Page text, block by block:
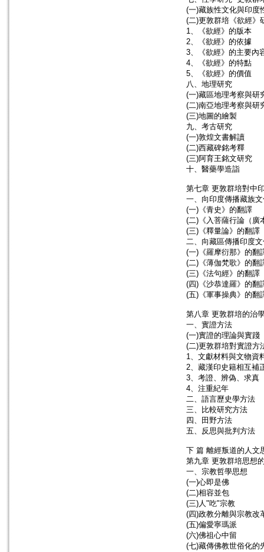
(一)藏族性文化與印度
(二)更敦群培《欲經》
1、《欲經》的版本
2、《欲經》的依據
3、《欲經》的主要內
4、《欲經》的特點
5、《欲經》的價值
八、地理研究
(一)藏區地理考察與研
(二)南亞地理考察與研
(三)地圖的繪製
九、考古研究
(一)敦煌文書解讀
(二)西藏碑銘考釋
(三)阿育王銘文研究
十、醫藥學造詣
第七章 更敦群培對中
一、向印度傳播藏族
(一)《青史》的翻譯
(二)《入菩薩行論（廣
(三)《釋量論》的翻譯
二、向藏區傳播印度
(一)《羅摩衍那》的翻
(二)《薄伽梵歌》的翻
(三)《法句經》的翻譯
(四)《沙恭達羅》的翻
(五)《軍事操典》的翻
第八章 更敦群培的治
一、實證方法
(一)實證的理論與實踐
(二)更敦群培對實證方
1、文獻材料與文物資
2、藏漢印史籍相互補
3、考證、辨偽、求真
4、注重紀年
二、語言歷史學方法
三、比較研究方法
四、田野方法
五、反思與批判方法
下 篇 離經叛道的人文
第九章 更敦群培思想
一、宗教哲學思想
(一)心即是佛
(二)相容並包
(三)人"吃"宗教
(四)政教分離與宗教改
(五)偏愛寧瑪派
(六)佛祖心中留
(七)藏傳佛教世俗化的